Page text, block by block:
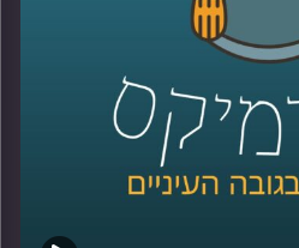
האלימות נגד נשים